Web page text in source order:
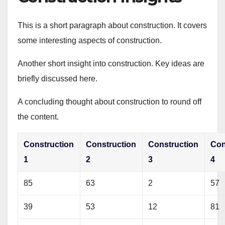
This is a short paragraph about construction. It covers
some interesting aspects of construction.
Another short insight into construction. Key ideas are
briefly discussed here.
A concluding thought about construction to round off
the content.
Construction
1
Construction
2
Construction
3
4
85 63 2 57
39 53 12 81